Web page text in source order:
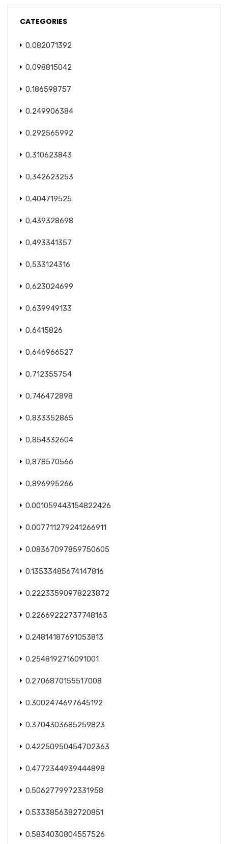
CATEGORIES
0,082071392
0,098815042
0,186598757
0,249906384
0,292565992
0,310623843
0,342623253
0,404719525
0,439328698
0,493341357
0,533124316
0,623024699
0,639949133
0,6415826
0,646966527
0,712355754
0,746472898
0,833352865
0,854332604
0,878570566
0,896995266
0.001059443154822426
0.007711279241266911
0.08367097859750605
0.13533485674147816
0.22233590978223872
0.22669222737748163
0.24814187691053813
0.2548192716091001
0.2706870155517008
0.3002474697645192
0.3704303685259823
0.42250950454702363
0.4772344939444898
0.5062779972331958
0.5333856382720851
0.5834030804557526